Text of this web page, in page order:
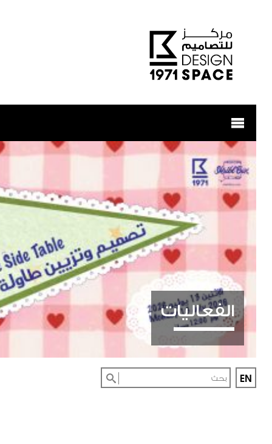
الفعاليات
EN